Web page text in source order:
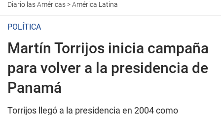
Diario las Américas>América Latina
POLÍTICA
Martín Torrijos inicia campaña
para volver a la presidencia de
Panamá
Torrijos llegó a la presidencia en 2004 como